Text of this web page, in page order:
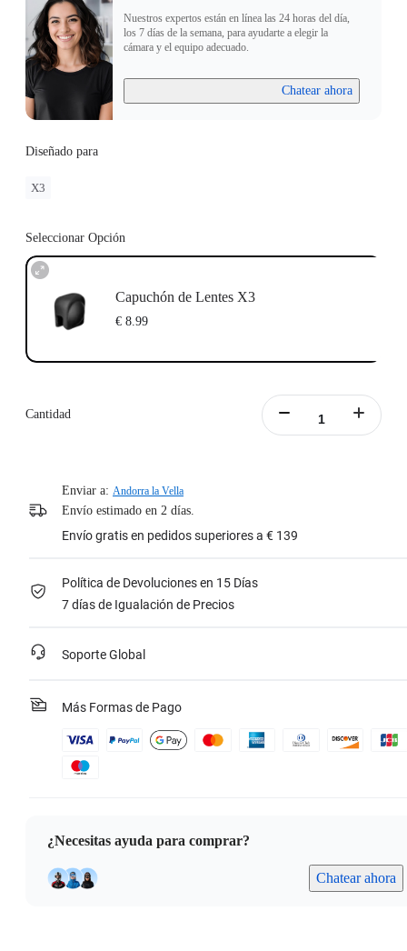
Nuestros expertos están en línea las 24 horas del día,
los 7 días de la semana, para ayudarte a elegir la
cámara y el equipo adecuado.
Chatear ahora
Diseñado para
X3
Seleccionar Opción
Capuchón de Lentes X3
€ 8.99
Cantidad
Enviar a: Andorra la Vella
Envío estimado en 2 días.
Envío gratis en pedidos superiores a € 139
Política de Devoluciones en 15 Días
7 días de Igualación de Precios
Soporte Global
Más Formas de Pago
¿Necesitas ayuda para comprar?
Chatear ahora